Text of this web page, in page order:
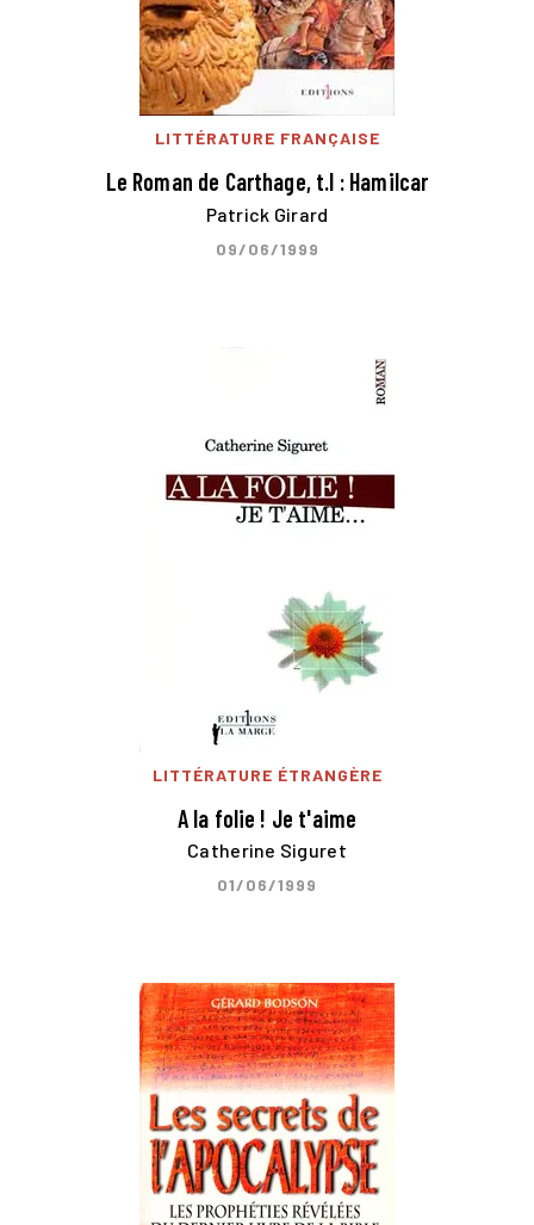
LITTÉRATURE FRANÇAISE
Le Roman de Carthage, t.I : Hamilcar
Patrick Girard
09/06/1999
LITTÉRATURE ÉTRANGÈRE
A la folie ! Je t'aime
Catherine Siguret
01/06/1999